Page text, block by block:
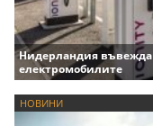
Нидерландия
електромобилите
НОВИНИ